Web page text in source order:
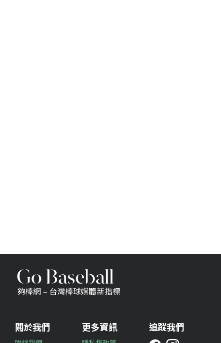
夠棒網 – 台灣棒球媒體新指標
關於我們 更多資訊 追蹤我們